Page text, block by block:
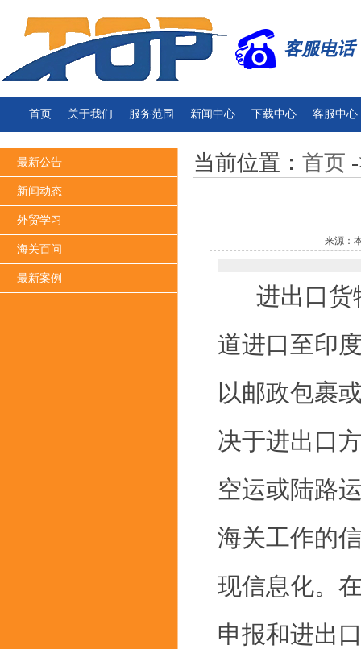
客服电话
首页 关于我们 服务范围 新闻中心 下载中心 客服中心
最新公告
新闻动态
外贸学习
海关百问
最新案例
当前位置： 首页
来源
进出口货
道进口至印
以邮政包裹
决于进出口
空运或陆路
海关工作的
现信息化。
申报和进出